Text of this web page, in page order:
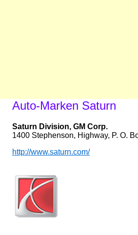
Auto-Marken Saturn
Saturn Division, GM Corp.
1400 Stephenson, Highway, P. O.
http://www.saturn.com/